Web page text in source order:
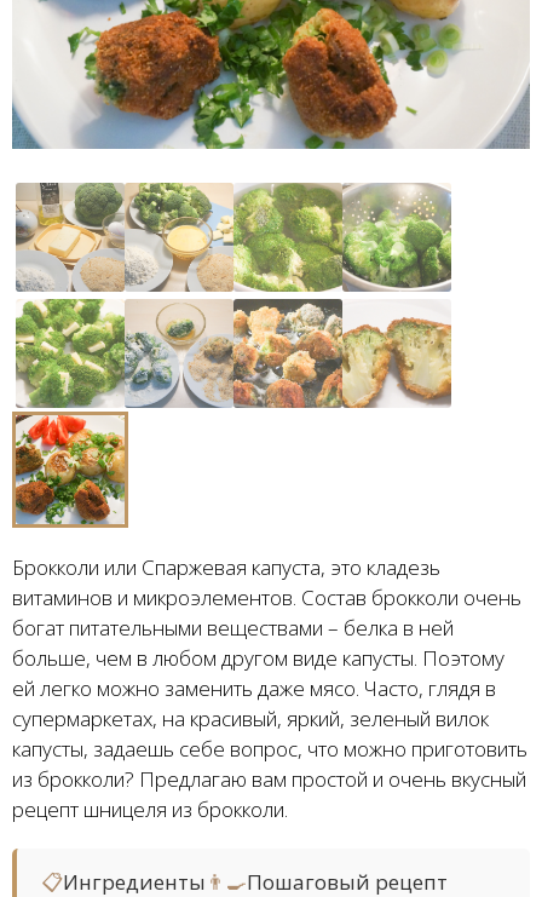
Брокколи или Спаржевая капуста, это кладезь
витаминов и микроэлементов. Состав брокколи очень
богат питательными веществами – белка в ней
больше, чем в любом другом виде капусты. Поэтому
ей легко можно заменить даже мясо. Часто, глядя в
супермаркетах, на красивый, яркий, зеленый вилок
капусты, задаешь себе вопрос, что можно приготовить
из брокколи? Предлагаю вам простой и очень вкусный
рецепт шницеля из брокколи.
📋Ингредиенты 👨‍🍳Пошаговый рецепт